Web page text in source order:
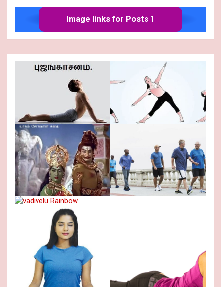
Image links for Posts 1